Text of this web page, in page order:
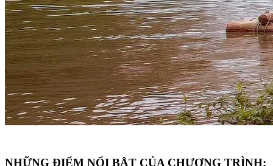
NHỮNG ĐIỂM NỔI BẬT CỦA CHƯƠNG TRÌNH: